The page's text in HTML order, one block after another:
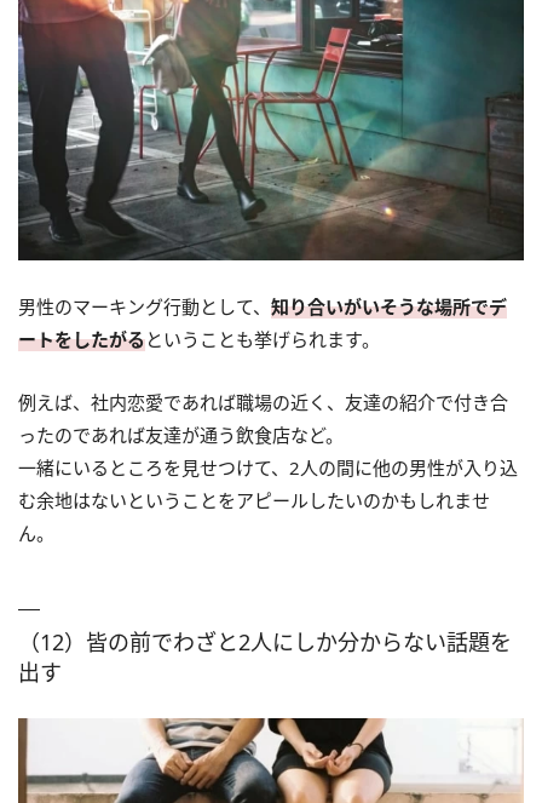
男性のマーキング行動として、 知り合いがいそうな場所でデ
ートをしたがるということも挙げられます。
例えば、社内恋愛であれば職場の近く、友達の紹介で付き合
ったのであれば友達が通う飲食店など。
一緒にいるところを見せつけて、2人の間に他の男性が入り込
む余地はないということをアピールしたいのかもしれませ
ん。
（12）皆の前でわざと2人にしか分からない話題を
出す